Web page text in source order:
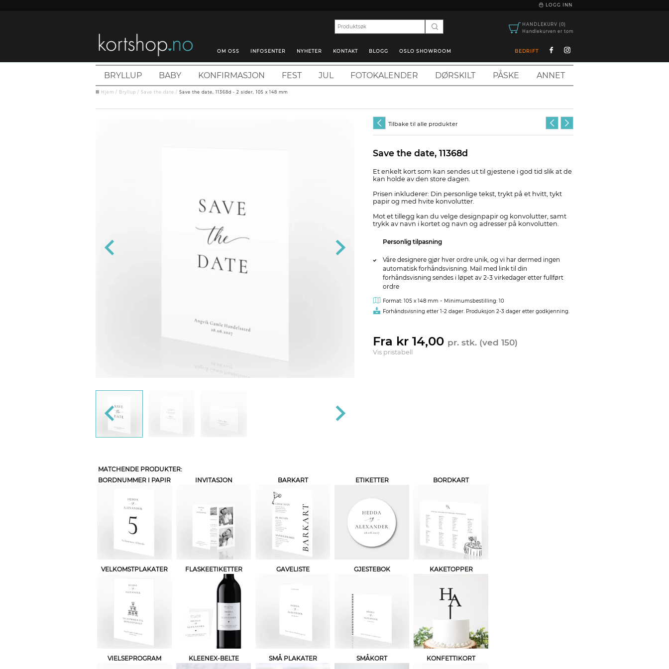
LOGG INN
HANDLEKURV (0)
Handlekurven er tom
OM OSS INFOSENTER NYHETER KONTAKT BLOGG OSLO SHOWROOM BEDRIFT
BRYLLUP BABY KONFIRMASJON FEST JUL FOTOKALENDER DØRSKILT PÅSKE ANNET
Hjem / Bryllup / Save the date / Save the date, 11368d - 2 sider, 105 x 148 mm
Tilbake til alle produkter
Save the date, 11368d
Et enkelt kort som kan sendes ut til gjestene i god tid slik at de
kan holde av den store dagen.
Prisen inkluderer: Din personlige tekst, trykt på et hvitt, tykt
papir og med hvite konvolutter.
Mot et tillegg kan du velge designpapir og konvolutter, samt
trykk av navn i kortet og navn og adresser på konvolutten.
Personlig tilpasning
Våre designere gjør hver ordre unik, og vi har dermed ingen
automatisk forhåndsvisning. Mail med link til din
forhåndsvisning sendes i løpet av 2-3 virkedager etter fullført
ordre
Format: 105 x 148 mm - Minimumsbestilling: 10
Forhåndsvisning etter 1-2 dager. Produksjon 2-3 dager etter godkjenning.
Fra kr 14,00 pr. stk. (ved 150)
Vis pristabell
MATCHENDE PRODUKTER:
BORDNUMMER I PAPIR
INVITASJON BARKART ETIKETTER BORDKART
VELKOMSTPLAKATER FLASKEETIKETTER GAVELISTE GJESTEBOK KAKETOPPER
VIELSEPROGRAM KLEENEX-BELTE SMÅ PLAKATER SMÅKORT KONFETTIKORT